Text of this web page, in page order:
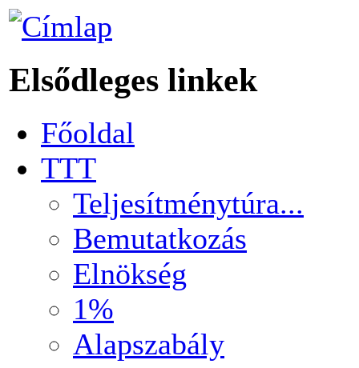
Elsődleges linkek
Főoldal
TTT
Teljesítménytúra...
Bemutatkozás
Elnökség
1%
Alapszabály